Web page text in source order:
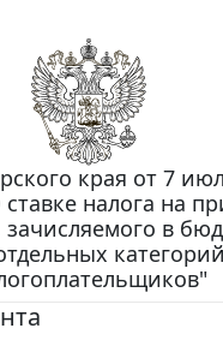
края от 7
налога на
в
категорий